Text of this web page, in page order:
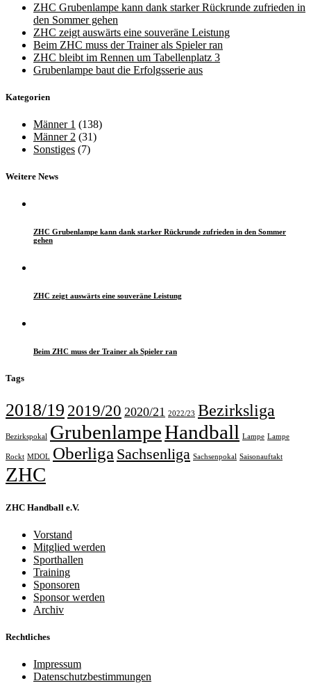
ZHC Grubenlampe kann dank starker Rückrunde zufrieden in
den Sommer gehen
ZHC zeigt auswärts eine souveräne Leistung
Beim ZHC muss der Trainer als Spieler ran
ZHC bleibt im Rennen um Tabellenplatz 3
Grubenlampe baut die Erfolgsserie aus
Kategorien
Männer 1 (138)
Männer 2 (31)
Sonstiges (7)
Weitere News
ZHC Grubenlampe kann dank starker Rückrunde zufrieden in den Sommer
gehen
ZHC zeigt auswärts eine souveräne Leistung
Beim ZHC muss der Trainer als Spieler ran
Tags
2018/19 2019/20 2020/21 2022/23 Bezirksliga
Bezirkspokal GrubenlampeHandball Lampe Lampe
Rockt MDOL Oberliga Sachsenliga Sachsenpokal Saisonauftakt
ZHC
ZHC Handball e.V.
Vorstand
Mitglied werden
Sporthallen
Training
Sponsoren
Sponsor werden
Archiv
Rechtliches
Impressum
Datenschutzbestimmungen